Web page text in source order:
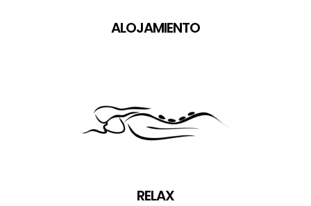
ALOJAMIENTO
RELAX